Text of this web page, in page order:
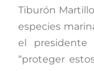
Tiburón
especies
el presidente
“proteger